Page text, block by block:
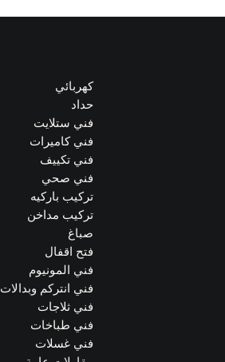
كهربائي
حداد
فني ستلايت
فني كاميرات
فني تكييف
فني صحي
تركيب باركيه
تركيب مداخن
صباغ
فتح اقفال
فني المونيوم
فني انتركم وبدالات
فني ثلاجات
فني طباخات
فني غسلات